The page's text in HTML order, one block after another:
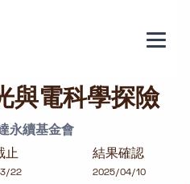
險
與電科學探險
永續基金會
止
22
結果確認
2025/04/10